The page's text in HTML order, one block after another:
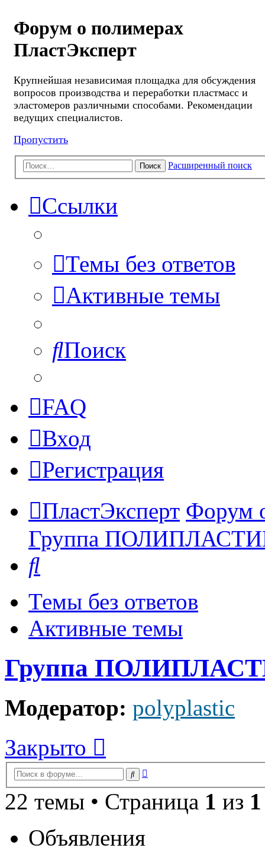
Форум о полимерах
ПластЭксперт
Крупнейшая независимая площадка для обсуждения
вопросов производства и переработки пластмасс и
эластомеров различными способами. Рекомендации
ведущих специалистов.
Пропустить
Поиск Расширенный поиск
Ссылки
Темы без ответов
Активные темы
Поиск
FAQ
Вход
Регистрация
ПластЭксперт Форум
Группа
Темы без ответов
Активные темы
Группа
Модератор: polyplastic
Закрыто
Поиск
22 темы • Страница 1 из 1
Объявления